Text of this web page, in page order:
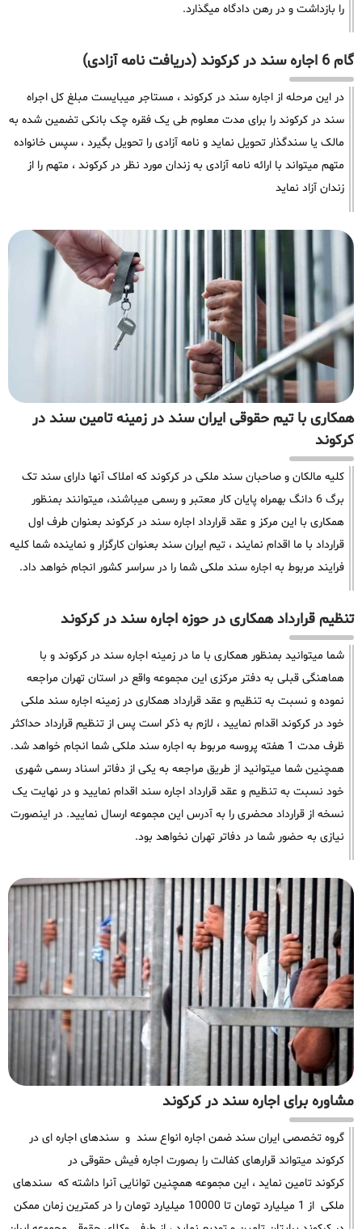
را بازداشت و در رهن دادگاه میگذارد.
گام 6 اجاره سند در کرکوند (دریافت نامه آزادی)
در این مرحله از اجاره سند در کرکوند ، مستاجر میبایست مبلغ کل اجراه
سند در کرکوند را برای مدت معلوم طی یک فقره چک بانکی تضمین شده به
مالک یا سندگذار تحویل نماید و نامه آزادی را تحویل بگیرد ، سپس خانواده
متهم میتواند با ارائه نامه آزادی به زندان مورد نظر در کرکوند ، متهم را از
زندان آزاد نماید
همکاری با تیم حقوقی ایران سند در زمینه تامین سند در
کرکوند
کلیه مالکان و صاحبان سند ملکی در کرکوند که املاک آنها دارای سند تک
برگ 6 دانگ بهمراه پایان کار معتبر و رسمی میباشند، میتوانند بمنظور
همکاری با این مرکز و عقد قرارداد اجاره سند در کرکوند بعنوان طرف اول
قرارداد با ما اقدام نمایند ، تیم ایران سند بعنوان کارگزار و نماینده شما کلیه
فرایند مربوط به اجاره سند ملکی شما را در سراسر کشور انجام خواهد داد.
تنظیم قرارداد همکاری در حوزه اجاره سند در کرکوند
شما میتوانید بمنظور همکاری با ما در زمینه اجاره سند در کرکوند و با
هماهنگی قبلی به دفتر مرکزی این مجموعه واقع در استان تهران مراجعه
نموده و نسبت به تنظیم و عقد قرارداد همکاری در زمینه اجاره سند ملکی
خود در کرکوند اقدام نمایید ، لازم به ذکر است پس از تنظیم قرارداد حداکثر
ظرف مدت 1 هفته پروسه مربوط به اجاره سند ملکی شما انجام خواهد شد.
همچنین شما میتوانید از طریق مراجعه به یکی از دفاتر اسناد رسمی شهری
خود نسبت به تنظیم و عقد قرارداد اجاره سند اقدام نمایید و در نهایت یک
نسخه از قرارداد محضری را به آدرس این مجموعه ارسال نمایید. در اینصورت
نیازی به حضور شما در دفاتر تهران نخواهد بود.
مشاوره برای اجاره سند در کرکوند
گروه تخصصی ایران سند ضمن اجاره انواع سند و سندهای اجاره ای در
کرکوند میتواند قرارهای کفالت را بصورت اجاره فیش حقوقی در
کرکوند تامین نماید ، این مجموعه همچنین توانایی آنرا داشته که سندهای
ملکی از 1 میلیارد تومان تا 10000 میلیارد تومان را در کمترین زمان ممکن